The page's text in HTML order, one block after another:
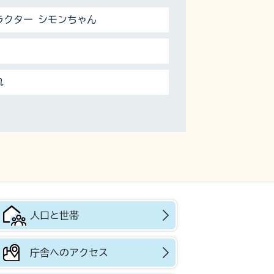
クター シモンちゃん
人口と世帯
庁舎へのアクセス